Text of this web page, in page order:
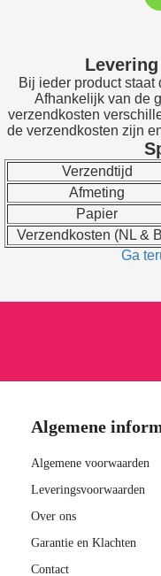
Bij ieder product
Afhankelijk van de
verzendkosten
de verzendkosten zijn
Verzendtijd
Afmeting
Papier
Verzendkosten (NL &
Ga
Algemene
Algemene voorwaarden
Leveringsvoorwaarden
Over ons
Garantie en Klachten
Contact